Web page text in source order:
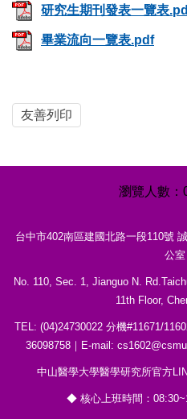
研究生期刊發表一覽表
畢業流向一覽表.pdf
友善列印
台中市402南區建國北路一段110號
公室
No. 110, Sec. 1, Jianguo N.
11th Floor,
TEL: (04)24730022 分機#11671/
36098758｜E-mail:
中山醫學大學醫學研究所官方
◆ 核心上班時間：